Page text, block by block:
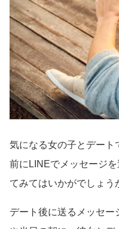
気になる女の子とデート
前にLINEでメッセージ
てみてはいかがでしょう
デート後に送るメッセー